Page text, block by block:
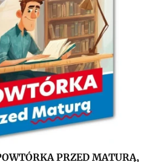
PRZED MATURĄ,